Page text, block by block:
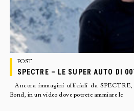
POST
SPECTRE – LE SUPER AUTO DI
Ancora immagini ufficiali da SPECTRE,
Bond, in un video dove potrete ammiare le